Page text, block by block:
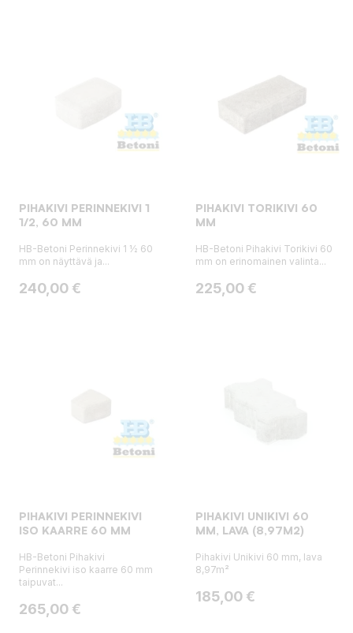
PIHAKIVI PERINNEKIVI 1
1/2, 60 MM
HB-Betoni Perinnekivi 1 ½ 60
mm on näyttävä ja...
Hinta
240,00 €
PIHAKIVI TORIKIVI 60
MM
HB-Betoni Pihakivi Torikivi 60
mm on erinomainen valinta...
Hinta
225,00 €
PIHAKIVI PERINNEKIVI
ISO KAARRE 60 MM
HB-Betoni Pihakivi
Perinnekivi iso kaarre 60 mm
taipuvat...
Hinta
265,00 €
PIHAKIVI UNIKIVI 60
MM, LAVA (8,97M2)
Pihakivi Unikivi 60 mm, lava
8,97m²
Hinta
185,00 €